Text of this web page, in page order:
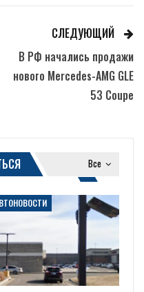
СЛЕДУЮЩИЙ
В РФ начались продажи
нового Mercedes-AMG GLE
53 Coupe
Все